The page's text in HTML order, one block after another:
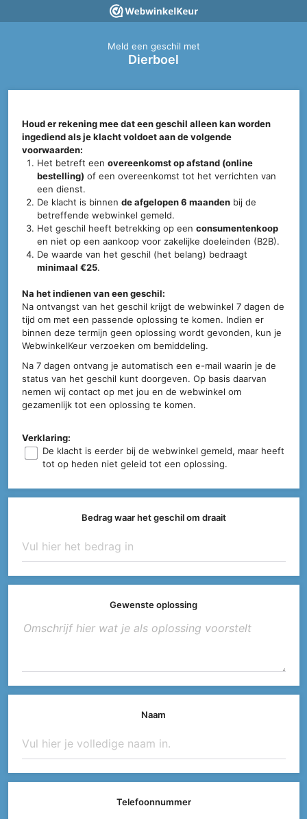
Meld een geschil met
Dierboel
Houd er rekening mee dat een geschil alleen kan worden
ingediend als je klacht voldoet aan de volgende
voorwaarden:
Het betreft eenovereenkomst op afstand (online
bestelling) of een overeenkomst tot het verrichten van
een dienst.
De klacht is binnende afgelopen 6 maanden bij de
betreffende webwinkel gemeld.
Het geschil heeft betrekking op eenconsumentenkoop
en niet op een aankoop voor zakelijke doeleinden (B2B).
De waarde van het geschil (het belang) bedraagt
minimaal €25.
Na het indienen van een geschil:
Na ontvangst van het geschil krijgt de webwinkel 7 dagen de
tijd om met een passende oplossing te komen. Indien er
binnen deze termijn geen oplossing wordt gevonden, kun je
WebwinkelKeur verzoeken om bemiddeling.
Na 7 dagen ontvang je automatisch een e-mail waarin je de
status van het geschil kunt doorgeven. Op basis daarvan
nemen wij contact op met jou en de webwinkel om
gezamenlijk tot een oplossing te komen.
Verklaring:
De klacht is eerder bij de webwinkel gemeld, maar heeft
tot op heden niet geleid tot een oplossing.
Bedrag waar het geschil om draait
Gewenste oplossing
Naam
Telefoonnummer